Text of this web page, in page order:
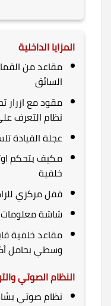
المزايا الداخلية
مقاعد من
السائق
مقود مع ازرار
نظام التعرف
عجلة القيادة
مكيف بتحكم
خلفية
قفل مركزي
شاشة معلومات
وسطي بحامل
النظام الصوتي
نظام صوتي بشاشة لمس 8